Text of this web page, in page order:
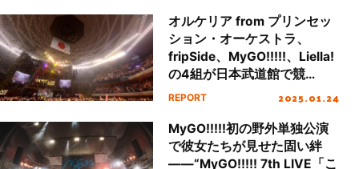
オルケリア from プリンセッ
ション・オーケストラ、
fripSide、MyGO!!!!!、Liella!
の4組が日本武道館で競
演！“リスアニ！LIVE
ポート！
REPORT 2025.01.24
MyGO!!!!!初の野外単独公演
で彼女たちが見せた固い絆
――“MyGO!!!!! 7th LIVE「こ